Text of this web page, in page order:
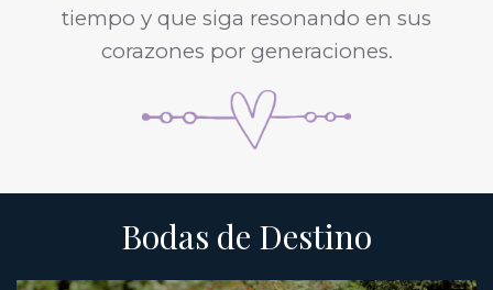
tiempo y que siga resonando en sus
corazones por generaciones.
Bodas de Destino